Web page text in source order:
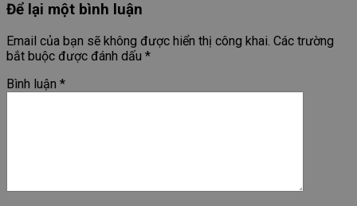
Để lại một bình luận
Email của bạn sẽ không được hiển thị công khai. Các trường
bắt buộc được đánh dấu *
Bình luận *